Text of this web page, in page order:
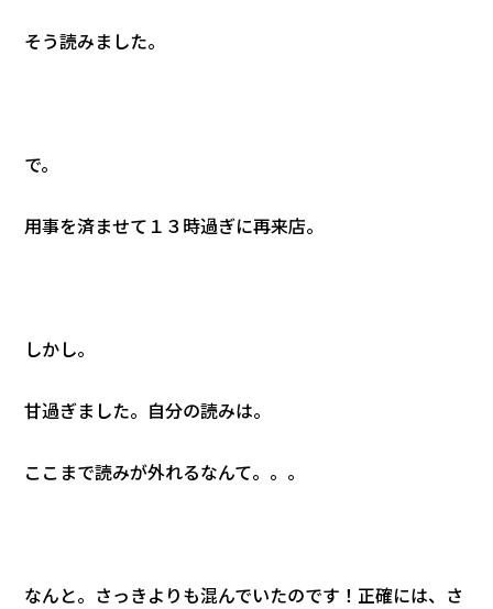
そう読みました。
で。
用事を済ませて１３時過ぎに再来店。
しかし。
甘過ぎました。自分の読みは。
ここまで読みが外れるなんて。。。
なんと。さっきよりも混んでいたのです！正確には、さ